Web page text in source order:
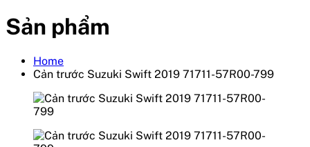
Sản phẩm
Home
Cản trước Suzuki Swift 2019 71711-57R00-799